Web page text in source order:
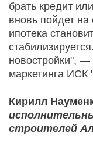
брать кредит
вновь пойдет на
ипотека
новостройки", —
маркетинга
Кирилл
строителей